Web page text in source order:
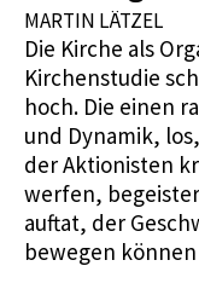
MARTIN LÄTZEL
Die Kirche als
Kirchenstudie
hoch. Die einen
und Dynamik,
der Aktionisten
werfen,
auftat, der
bewegen